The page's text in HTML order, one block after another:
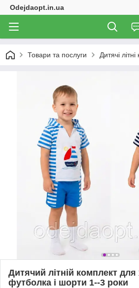
Odejdaopt.in.ua
Товари та послуги Дитячі
Дитячий літній комплект
футболка і шорти 1--3 роки